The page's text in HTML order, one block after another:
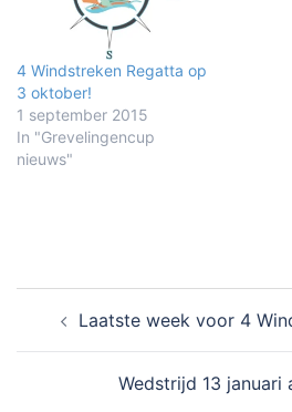
4 Windstreken Regatta op
3 oktober!
1 september 2015
In "Grevelingencup
nieuws"
navigatie
Laatste week voor 4
Wedstrijd 13 januari